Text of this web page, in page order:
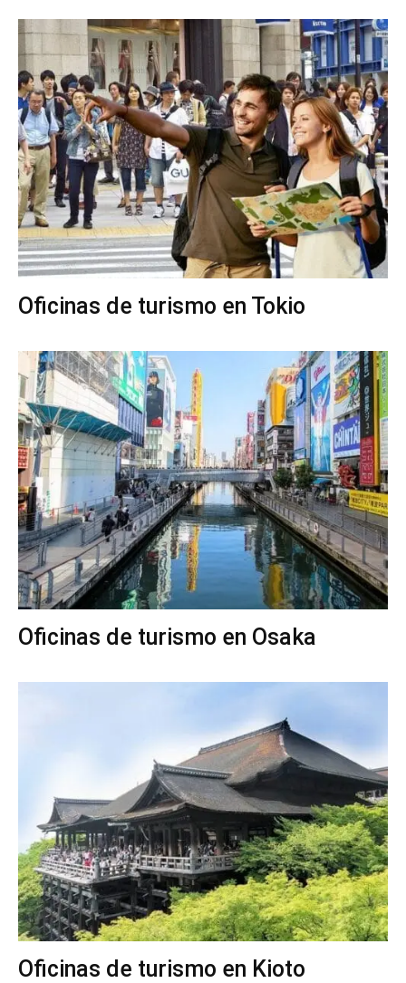
Oficinas de turismo en Tokio
Oficinas de turismo en Osaka
Oficinas de turismo en Kioto